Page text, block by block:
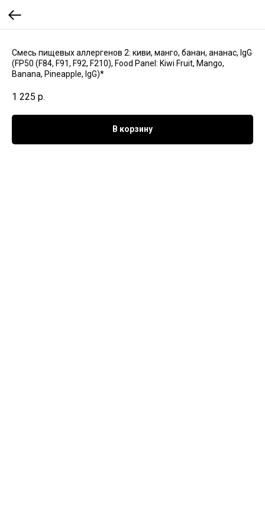
Смесь пищевых аллергенов 2: киви, манго, банан, ананас, IgG
(FP50 (F84, F91, F92, F210), Food Panel: Kiwi Fruit, Mango,
Banana, Pineapple, IgG)*
1 225 р.
В корзину